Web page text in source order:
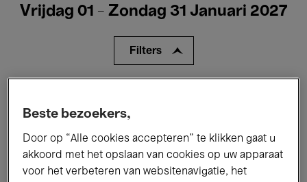
Vrijdag 01 - Zondag 31 Januari 2027
Filters
Performances Lezingen & Debatten
Beste bezoekers,
Door op “Alle cookies accepteren” te klikken gaat u
akkoord met het opslaan van cookies op uw apparaat
voor het verbeteren van websitenavigatie, het